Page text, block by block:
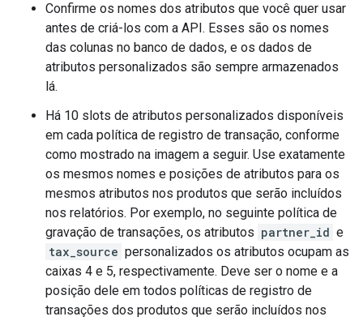
Confirme os nomes dos atributos que você quer usar
antes de criá-los com a API. Esses são os nomes
das colunas no banco de dados, e os dados de
atributos personalizados são sempre armazenados
lá.
Há 10 slots de atributos personalizados disponíveis
em cada política de registro de transação, conforme
como mostrado na imagem a seguir. Use exatamente
os mesmos nomes e posições de atributos para os
mesmos atributos nos produtos que serão incluídos
nos relatórios. Por exemplo, no seguinte política de
gravação de transações, os atributos partner_id e
tax_source personalizados os atributos ocupam as
caixas 4 e 5, respectivamente. Deve ser o nome e a
posição dele em todos políticas de registro de
transações dos produtos que serão incluídos nos